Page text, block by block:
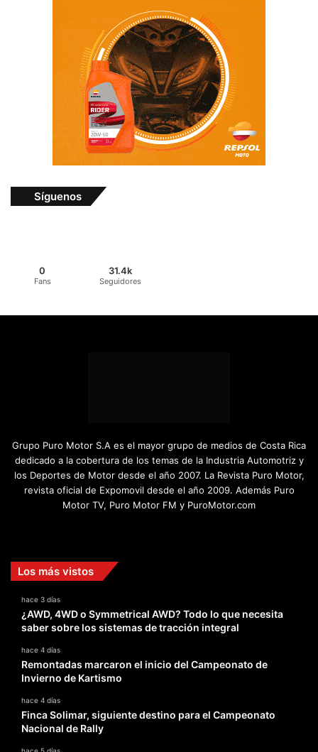
Síguenos
0
Fans
31.4k
Seguidores
Grupo Puro Motor S.A es el mayor grupo de medios de Costa Rica
dedicado a la cobertura de los temas de la Industria Automotriz y
los Deportes de Motor desde el año 2007. La Revista Puro Motor,
revista oficial de Expomovil desde el año 2009. Además Puro
Motor TV, Puro Motor FM y PuroMotor.com
Los más vistos
hace 3 días
¿AWD, 4WD o Symmetrical AWD? Todo lo que necesita
saber sobre los sistemas de tracción integral
hace 4 días
Remontadas marcaron el inicio del Campeonato de
Invierno de Kartismo
hace 4 días
Finca Solimar, siguiente destino para el Campeonato
Nacional de Rally
hace 5 días